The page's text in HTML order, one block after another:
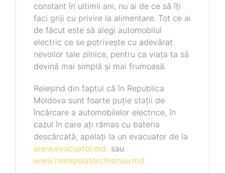
constant în ultimii ani, nu ai de ce să îți
faci griji cu privire la alimentare. Tot ce ai
de făcut este să alegi automobilul
electric ce se potrivește cu adevărat
nevoilor tale zilnice, pentru ca viața ta să
devină mai simplă și mai frumoasă.
Reieșind din faptul că în Republica
Moldova sunt foarte puție stații de
încărcare a automobilelor electrice, în
cazul în care ați rămas cu bateria
descărcată, apelați la un evacuator de la
www.evacuator.md sau
www.manipulatorchisinau.md